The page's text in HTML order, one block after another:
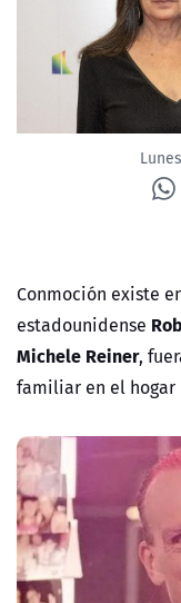
CORPORATIVO Y
CANAL DE
ÁREA DE
Conmoción existe
estadounidense
Michele Reiner,
familiar en el hogar